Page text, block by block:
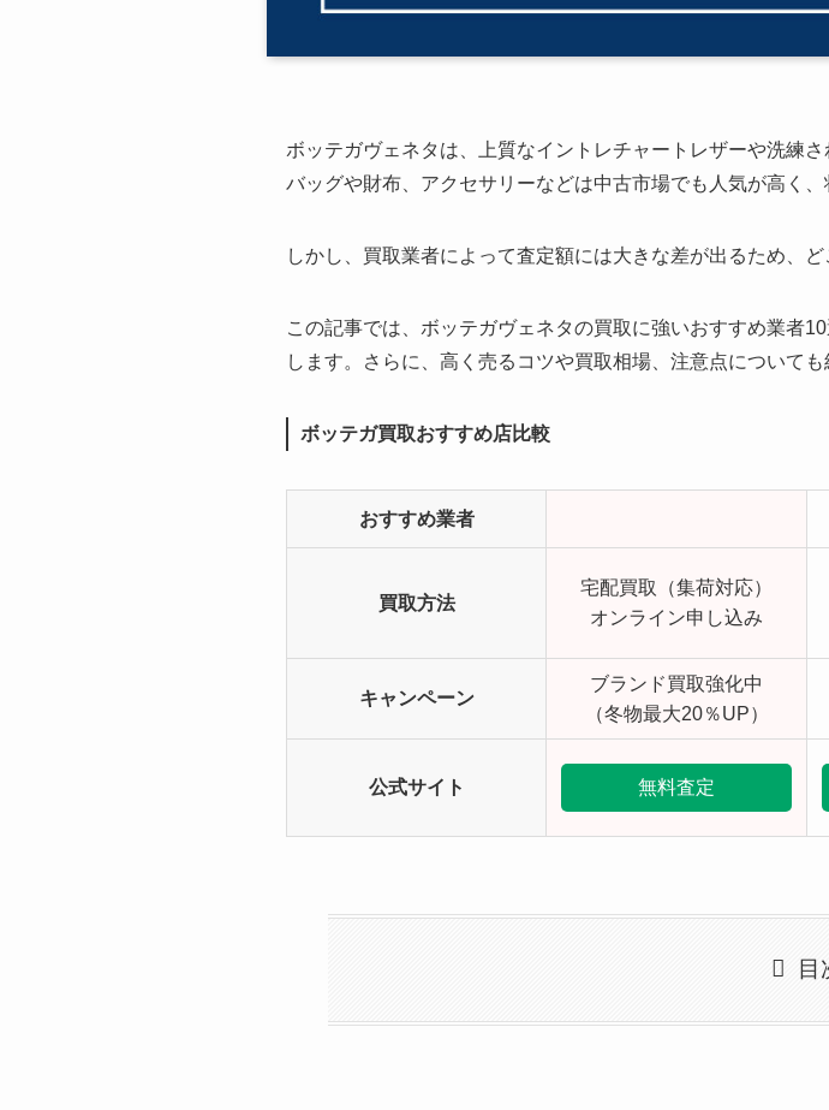
ボッテガヴェネタは、上質なイントレチャートレザーや洗練
バッグや財布、アクセサリーなどは中古市場でも人気が高く
しかし、買取業者によって査定額には大きな差が出るため、ど
この記事では、ボッテガヴェネタの買取に強いおすすめ業者
します。さらに、高く売るコツや買取相場、注意点について
ボッテガ買取おすすめ店比較
おすすめ業者
買取方法
宅配買取（集荷対応）
オンライン申し込み
キャンペーン
ブランド買取強化中
（冬物最大20％UP）
公式サイト 無料査定
目